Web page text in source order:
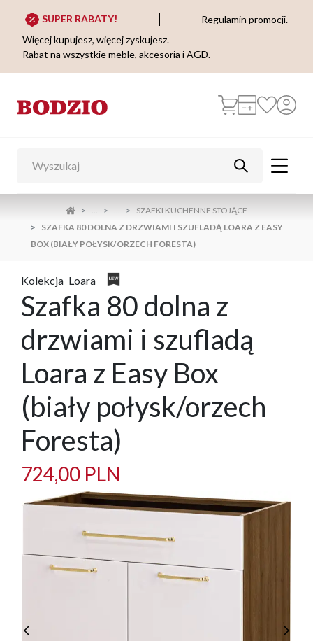
SUPER RABATY!
Regulamin promocji.
Więcej kupujesz, więcej zyskujesz.
Rabat na wszystkie meble, akcesoria i AGD.
... ...
SZAFKI KUCHENNE STOJĄCE
SZAFKA 80 DOLNA Z DRZWIAMI I SZUFLADĄ LOARA Z EASY
BOX (BIAŁY POŁYSK/ORZECH FORESTA)
Kolekcja Loara
Szafka 80 dolna z
drzwiami i szufladą
Loara z Easy Box
(biały połysk/orzech
Foresta)
724,00 PLN